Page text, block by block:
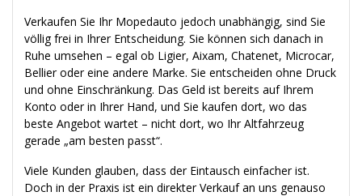
Verkaufen Sie Ihr Mopedauto jedoch unabhängig, sind Sie
völlig frei in Ihrer Entscheidung. Sie können sich danach in
Ruhe umsehen – egal ob Ligier, Aixam, Chatenet, Microcar,
Bellier oder eine andere Marke. Sie entscheiden ohne Druck
und ohne Einschränkung. Das Geld ist bereits auf Ihrem
Konto oder in Ihrer Hand, und Sie kaufen dort, wo das
beste Angebot wartet – nicht dort, wo Ihr Altfahrzeug
gerade „am besten passt“.
Viele Kunden glauben, dass der Eintausch einfacher ist.
Doch in der Praxis ist ein direkter Verkauf an uns genauso